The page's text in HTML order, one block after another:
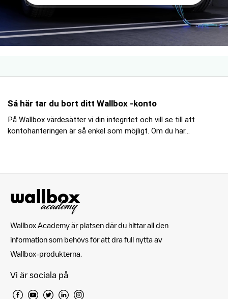
Så här tar du bort ditt Wallbox -konto
På Wallbox värdesätter vi din integritet och vill se till att
kontohanteringen är så enkel som möjligt. Om du har...
Wallbox Academy är platsen där du hittar all den
information som behövs för att dra full nytta av
Wallbox-produkterna.
Vi är sociala på